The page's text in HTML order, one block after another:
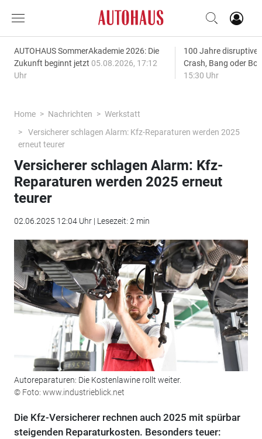
AUTOHAUS SommerAkademie 2026: Die
Zukunft beginnt jetzt 05.08.2026, 17:12
Uhr
100 Jahre disruptive
Crash, Bang oder
15:30 Uhr
Home Nachrichten
Werkstatt
Versicherer schlagen Alarm: Kfz-Reparaturen werden 2025
erneut teurer
Versicherer schlagen Alarm: Kfz-
Reparaturen werden 2025 erneut
teurer
02.06.2025 12:04 Uhr | Lesezeit: 2 min
Autoreparaturen: Die Kostenlawine rollt weiter.
© Foto: www.industrieblick.net
Die Kfz-Versicherer rechnen auch 2025 mit spürbar
steigenden Reparaturkosten. Besonders teuer: